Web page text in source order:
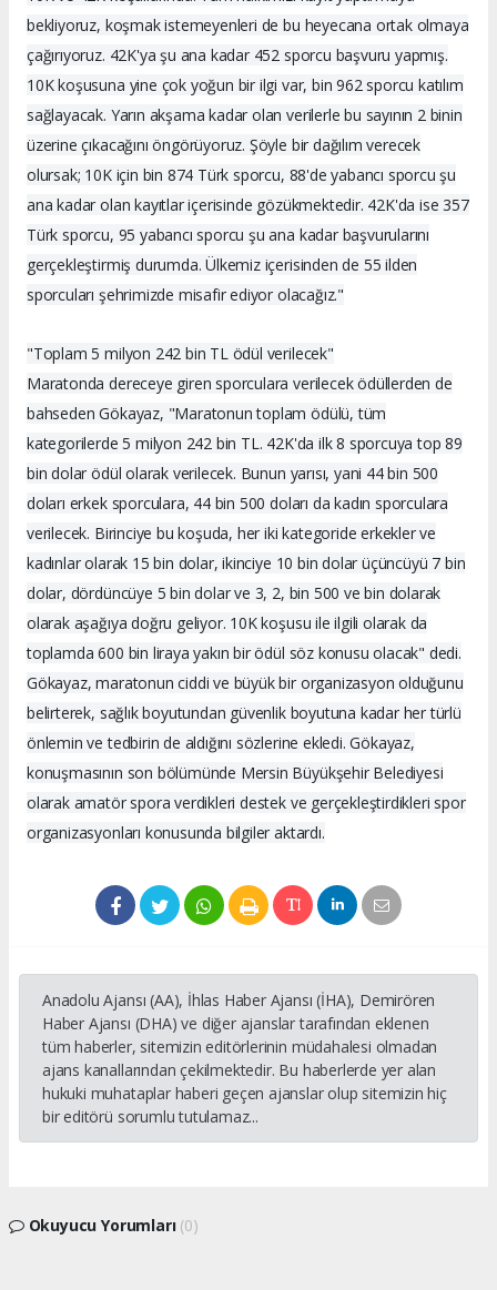
bekliyoruz, koşmak istemeyenleri de bu heyecana ortak olmaya
çağırıyoruz. 42K'ya şu ana kadar 452 sporcu başvuru yapmış.
10K koşusuna yine çok yoğun bir ilgi var, bin 962 sporcu katılım
sağlayacak. Yarın akşama kadar olan verilerle bu sayının 2 binin
üzerine çıkacağını öngörüyoruz. Şöyle bir dağılım verecek
olursak; 10K için bin 874 Türk sporcu, 88'de yabancı sporcu şu
ana kadar olan kayıtlar içerisinde gözükmektedir. 42K'da ise 357
Türk sporcu, 95 yabancı sporcu şu ana kadar başvurularını
gerçekleştirmiş durumda. Ülkemiz içerisinden de 55 ilden
sporcuları şehrimizde misafir ediyor olacağız."
"Toplam 5 milyon 242 bin TL ödül verilecek"
Maratonda dereceye giren sporculara verilecek ödüllerden de
bahseden Gökayaz, "Maratonun toplam ödülü, tüm
kategorilerde 5 milyon 242 bin TL. 42K'da ilk 8 sporcuya top 89
bin dolar ödül olarak verilecek. Bunun yarısı, yani 44 bin 500
doları erkek sporculara, 44 bin 500 doları da kadın sporculara
verilecek. Birinciye bu koşuda, her iki kategoride erkekler ve
kadınlar olarak 15 bin dolar, ikinciye 10 bin dolar üçüncüyü 7 bin
dolar, dördüncüye 5 bin dolar ve 3, 2, bin 500 ve bin dolarak
olarak aşağıya doğru geliyor. 10K koşusu ile ilgili olarak da
toplamda 600 bin liraya yakın bir ödül söz konusu olacak" dedi.
Gökayaz, maratonun ciddi ve büyük bir organizasyon olduğunu
belirterek, sağlık boyutundan güvenlik boyutuna kadar her türlü
önlemin ve tedbirin de aldığını sözlerine ekledi. Gökayaz,
konuşmasının son bölümünde Mersin Büyükşehir Belediyesi
olarak amatör spora verdikleri destek ve gerçekleştirdikleri spor
organizasyonları konusunda bilgiler aktardı.
Anadolu Ajansı (AA), İhlas Haber Ajansı (İHA), Demirören
Haber Ajansı (DHA) ve diğer ajanslar tarafından eklenen
tüm haberler, sitemizin editörlerinin müdahalesi olmadan
ajans kanallarından çekilmektedir. Bu haberlerde yer alan
hukuki muhataplar haberi geçen ajanslar olup sitemizin hiç
bir editörü sorumlu tutulamaz...
Okuyucu Yorumları (0)